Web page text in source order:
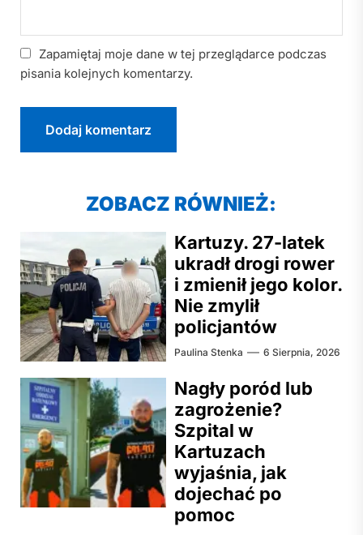
Zapamiętaj moje dane w tej przeglądarce podczas
pisania kolejnych komentarzy.
ZOBACZ RÓWNIEŻ:
Kartuzy. 27-latek
ukradł drogi rower
i zmienił jego kolor.
Nie zmylił
policjantów
Paulina Stenka 6 Sierpnia, 2026
Nagły poród lub
zagrożenie?
Szpital w
Kartuzach
wyjaśnia, jak
dojechać po
pomoc